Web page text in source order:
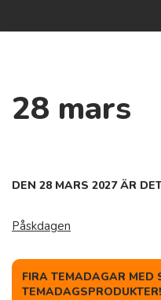
28 mars
DEN 28 MARS 2027 ÄR
Påskdagen
FIRA TEMADAGAR MED
TEMADAGSPRODUKTER!